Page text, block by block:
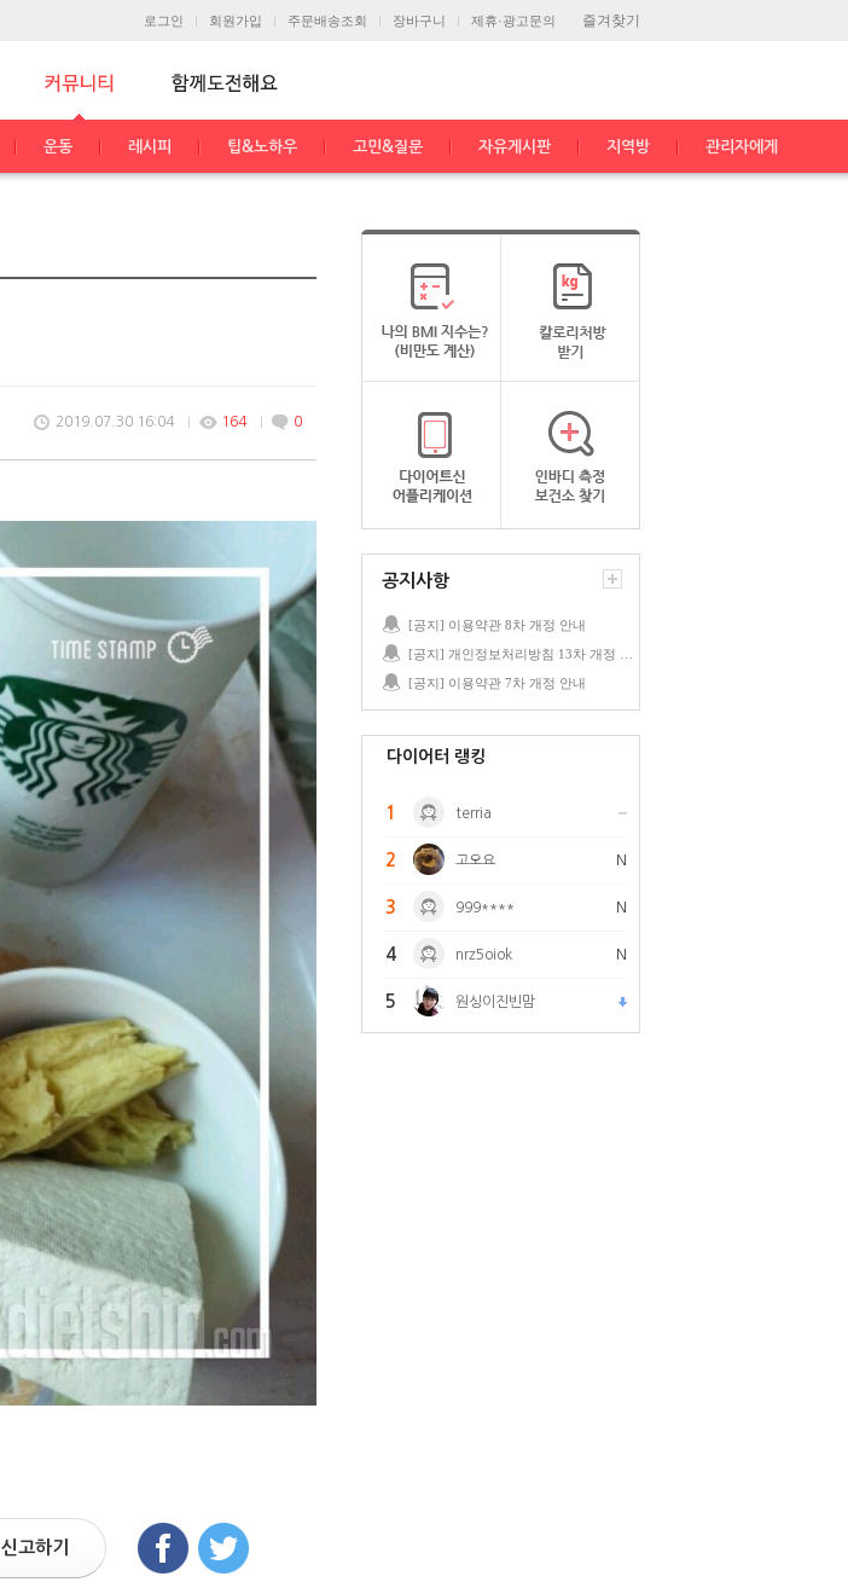
즐겨찾기
로그인 회원가입 주문배송조회 장바구니 제휴·광고문의
운동 레시피 팁&노하우 고민&질문 자유게시판 지역방 관리자에게
2019.07.30 16:04 164 0
신고하기
공지사항
[공지] 이용약관 8차 개정 안내
[공지] 이용약관 7차 개정 안내
다이어터 랭킹
1 terria
2 고오요 N
3 999**** N
4 nrz5oiok N
5 원싱이진빈맘